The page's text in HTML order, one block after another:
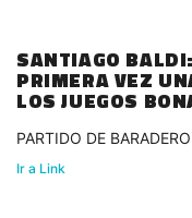
SANTIAGO
PRIMERA VEZ
LOS JUEGOS
PARTIDO DE BARADERO
Ir a Link